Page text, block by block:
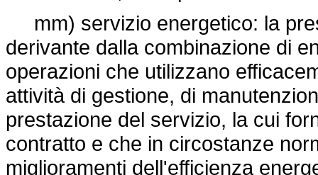
mm) servizio energetico: la
derivante dalla combinazione di
operazioni che utilizzano
attività di gestione, di
prestazione del servizio, la cui
contratto e che in circostanze
miglioramenti dell'efficienza